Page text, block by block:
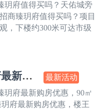
玥府值得买吗？天佑城旁
商臻玥府值得买吗？项目
，下楼约300米可达市级
顺德金地招商臻玥府最新购房优惠,90㎡仅89.9万
最新活动
玥府最新购房优惠，90㎡
府最新购房优惠，楼王